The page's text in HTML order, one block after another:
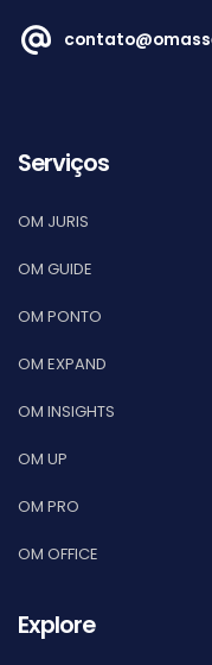
Serviços
OM JURIS
OM GUIDE
OM PONTO
OM EXPAND
OM INSIGHTS
OM UP
OM PRO
OM OFFICE
Explore